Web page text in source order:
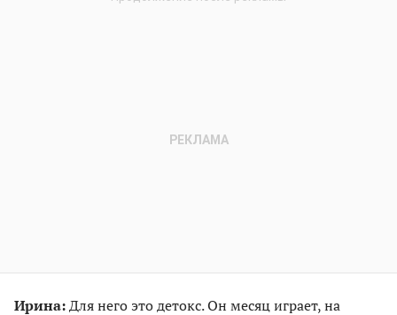
Ирина:Для него это детокс. Он месяц играет, на